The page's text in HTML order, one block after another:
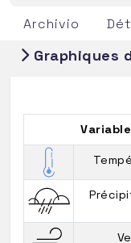
Archivio
Graphiques
Variable